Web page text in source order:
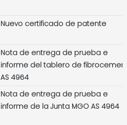
Nuevo certificado de patente
Nota de entrega de prueba e
informe del tablero de
AS 4964
Nota de entrega de prueba e
informe de la Junta MGO AS 4964